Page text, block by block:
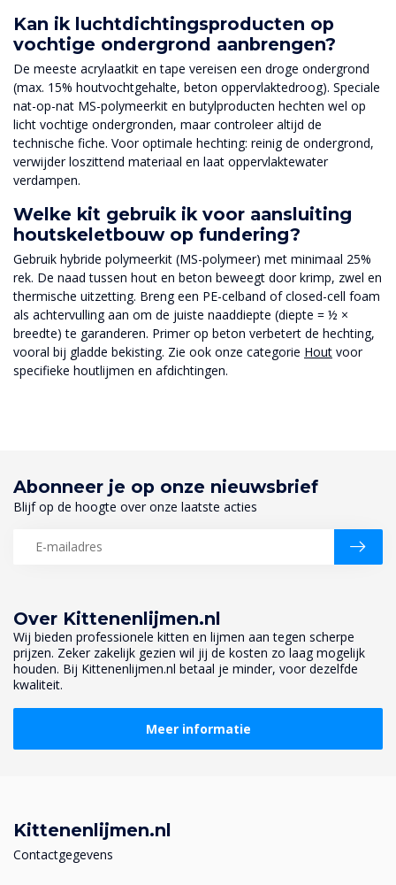
Kan ik luchtdichtingsproducten op
vochtige ondergrond aanbrengen?
De meeste acrylaatkit en tape vereisen een droge ondergrond
(max. 15% houtvochtgehalte, beton oppervlaktedroog). Speciale
nat-op-nat MS-polymeerkit en butylproducten hechten wel op
licht vochtige ondergronden, maar controleer altijd de
technische fiche. Voor optimale hechting: reinig de ondergrond,
verwijder loszittend materiaal en laat oppervlaktewater
verdampen.
Welke kit gebruik ik voor aansluiting
houtskeletbouw op fundering?
Gebruik hybride polymeerkit (MS-polymeer) met minimaal 25%
rek. De naad tussen hout en beton beweegt door krimp, zwel en
thermische uitzetting. Breng een PE-celband of closed-cell foam
als achtervulling aan om de juiste naaddiepte (diepte = ½ ×
breedte) te garanderen. Primer op beton verbetert de hechting,
vooral bij gladde bekisting. Zie ook onze categorie Hout voor
specifieke houtlijmen en afdichtingen.
Over Kittenenlijmen.nl
Wij bieden professionele kitten en lijmen aan tegen scherpe
prijzen. Zeker zakelijk gezien wil jij de kosten zo laag mogelijk
houden. Bij Kittenenlijmen.nl betaal je minder, voor dezelfde
kwaliteit.
Meer informatie
Abonneer je op onze nieuwsbrief
Blijf op de hoogte over onze laatste acties
Kittenenlijmen.nl
Contactgegevens